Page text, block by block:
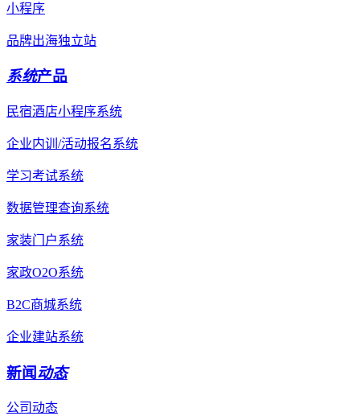
小程序
品牌出海独立站
系统产品
民宿酒店小程序系统
企业内训/活动报名系统
学习考试系统
数据管理查询系统
家装门户系统
家政O2O系统
B2C商城系统
企业建站系统
新闻动态
公司动态